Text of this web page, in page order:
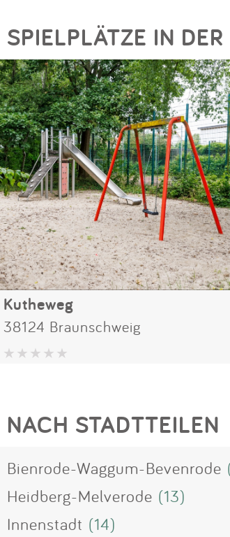
SPIELPLÄTZE IN
Kutheweg
38124 Braunschweig
NACH STADTTEILEN
Bienrode-Waggum-Bevenrode
Heidberg-Melverode (13)
Innenstadt (14)